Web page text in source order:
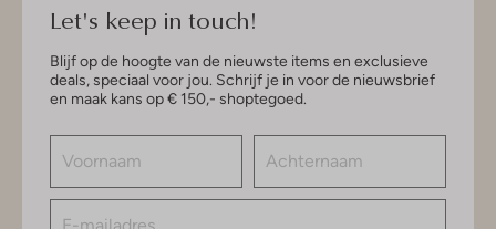
Let's keep in touch!
Blijf op de hoogte van de nieuwste items en exclusieve
deals, speciaal voor jou. Schrijf je in voor de nieuwsbrief
en maak kans op € 150,- shoptegoed.